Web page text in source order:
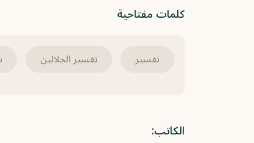
كلمات مفتاحية
تفسير تفسير الجلالين
الكاتب: